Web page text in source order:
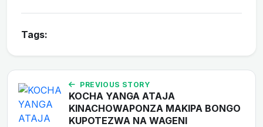
Tags:
PREVIOUS STORY
KOCHA YANGA ATAJA
KINACHOWAPONZA MAKIPA BONGO
KUPOTEZWA NA WAGENI